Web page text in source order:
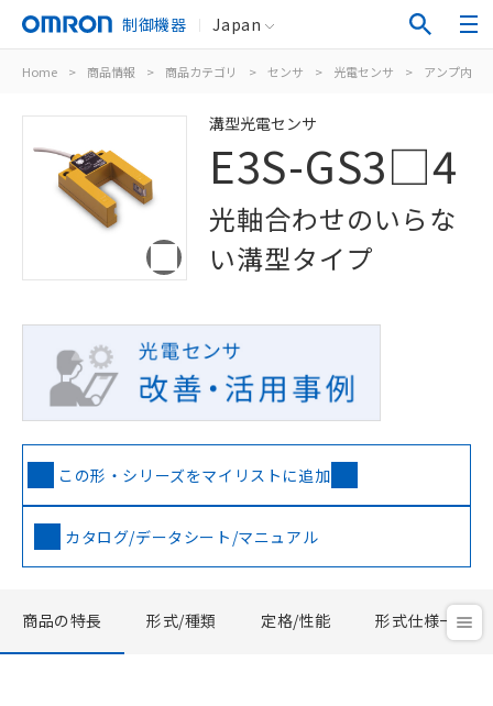
制御機器 Japan
Home > 商品情報 > 商品カテゴリ > センサ > 光電センサ > アンプ内蔵
溝型光電センサ
E3S-GS3□4
光軸合わせのいらな
い溝型タイプ
この形・シリーズをマイリストに追加
カタログ/データシート/マニュアル
商品の特長 形式/種類 定格/性能 形式仕様一覧